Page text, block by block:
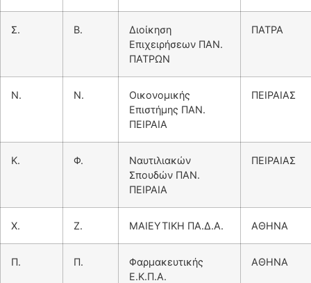
Σ. Β.
Διοίκηση
Επιχειρήσεων ΠΑΝ.
ΠΑΤΡΩΝ
ΠΑΤΡΑ
Ν. Ν.
Οικονομικής
Επιστήμης ΠΑΝ.
ΠΕΙΡΑΙΑ
ΠΕΙΡΑΙΑΣ
Κ. Φ.
Ναυτιλιακών
Σπουδών ΠΑΝ.
ΠΕΙΡΑΙΑ
ΠΕΙΡΑΙΑΣ
Χ. Ζ. ΜΑΙΕΥΤΙΚΗ ΠΑ.Δ.Α. ΑΘΗΝΑ
Π. Π.
Φαρμακευτικής
Ε.Κ.Π.Α.
ΑΘΗΝΑ